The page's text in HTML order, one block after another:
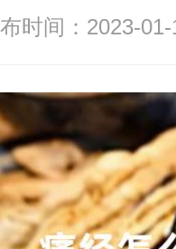
时间：2023-01-